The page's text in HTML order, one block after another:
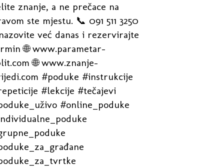
znanje, a ne prečace na
ste mjestu. 📞 091 511 3250
već danas i rezervirajte
🌐 www.parametar-
🌐 www.znanje-
#poduke #instrukcije
#lekcije #tečajevi
#online_poduke